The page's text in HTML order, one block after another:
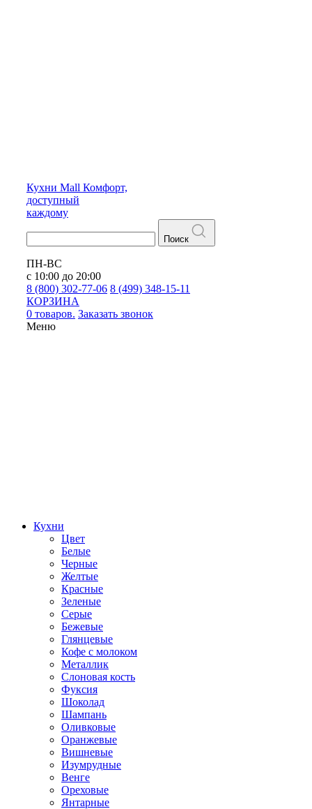
Кухни Mall Комфорт,
доступный
каждому
Поиск
ПН-ВС
с 10:00 до 20:00
8 (800) 302-77-06 8 (499) 348-15-11
КОРЗИНА
0 товаров. Заказать звонок
Меню
Кухни
Цвет
Белые
Черные
Желтые
Красные
Зеленые
Серые
Бежевые
Глянцевые
Кофе с молоком
Металлик
Слоновая кость
Фуксия
Шоколад
Шампань
Оливковые
Оранжевые
Вишневые
Изумрудные
Венге
Ореховые
Янтарные